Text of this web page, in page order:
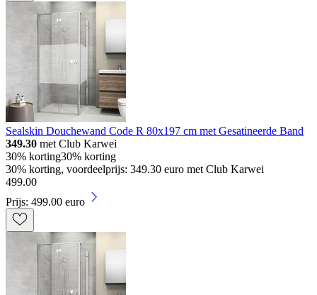
Sealskin Douchewand Code R 80x197 cm met Gesatineerde Band
349.30 met Club Karwei
30% korting30% korting
30% korting, voordeelprijs: 349.30 euro met Club Karwei
499.00
Prijs: 499.00 euro